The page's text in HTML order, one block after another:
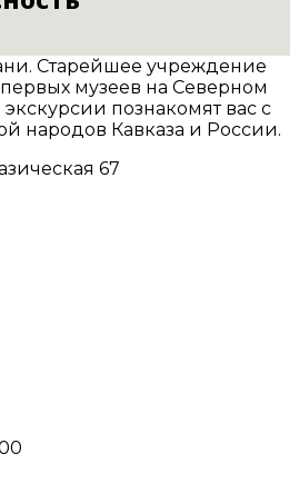
Старейшее учреждение
музеев на Северном
познакомят вас с
народов Кавказа и России.
67